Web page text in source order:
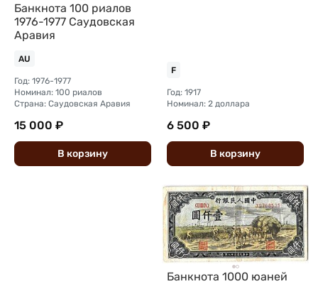
Банкнота 100 риалов
1976-1977 Саудовская
Аравия
AU
Год: 1976-1977
Номинал: 100 риалов
Страна: Саудовская Аравия
15 000 ₽
В корзину
F
Год: 1917
Номинал: 2 доллара
6 500 ₽
В корзину
Банкнота 1000 юаней